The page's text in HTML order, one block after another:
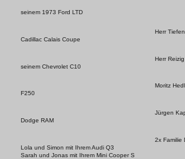
seinem 1973 Ford LTD
Herr
Cadillac Calais Coupe
Herr
seinem Chevrolet C10
Moritz
F250
Jürgen
Dodge RAM
2x Familie
Lola und Simon mit Ihrem Audi Q3
Sarah und Jonas mit Ihrem Mini Cooper S